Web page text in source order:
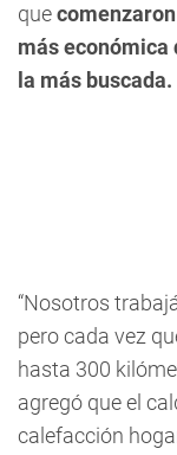
que
más
la más buscada.
“Nosotros
pero cada vez
hasta 300
agregó que el
calefacción